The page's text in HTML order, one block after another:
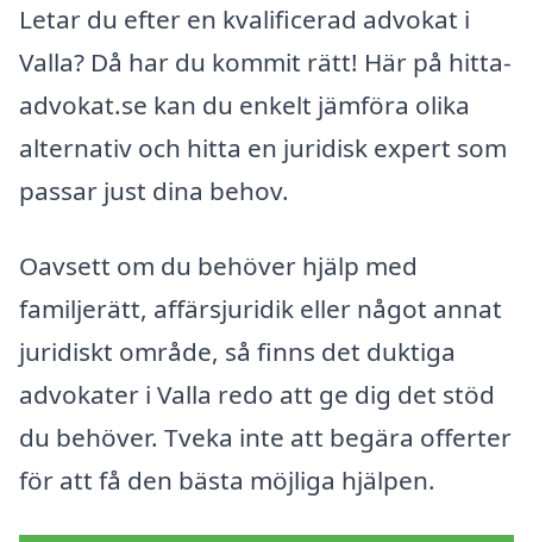
Letar du efter en kvalificerad advokat i
Valla? Då har du kommit rätt! Här på hitta-
advokat.se kan du enkelt jämföra olika
alternativ och hitta en juridisk expert som
passar just dina behov.
Oavsett om du behöver hjälp med
familjerätt, affärsjuridik eller något annat
juridiskt område, så finns det duktiga
advokater i Valla redo att ge dig det stöd
du behöver. Tveka inte att begära offerter
för att få den bästa möjliga hjälpen.